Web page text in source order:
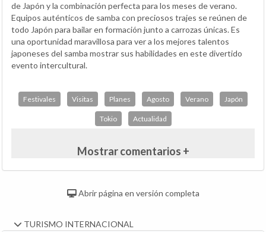
de Japón y la combinación perfecta para los meses de verano.
Equipos auténticos de samba con preciosos trajes se reúnen de
todo Japón para bailar en formación junto a carrozas únicas. Es
una oportunidad maravillosa para ver a los mejores talentos
japoneses del samba mostrar sus habilidades en este divertido
evento intercultural.
Festivales Visitas Planes Agosto Verano Japón
Tokio Actualidad
Mostrar comentarios +
Abrir página en versión completa
TURISMO INTERNACIONAL